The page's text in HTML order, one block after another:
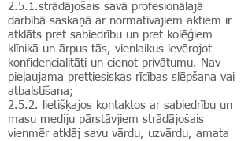
2.5.1.strādājošais savā profesionālajā
darbībā saskaņā ar normatīvajiem aktiem ir
atklāts pret sabiedrību un pret kolēģiem
klīnikā un ārpus tās, vienlaikus ievērojot
konfidencialitāti un cienot privātumu. Nav
pieļaujama prettiesiskas rīcības slēpšana vai
atbalstīšana;
2.5.2. lietišķajos kontaktos ar sabiedrību un
masu mediju pārstāvjiem strādājošais
vienmēr atklāj savu vārdu, uzvārdu, amata